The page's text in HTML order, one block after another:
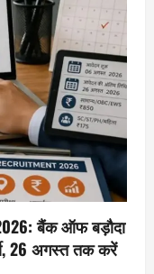
बैंक ऑफ बड़ौदा
26 अगस्त तक करें